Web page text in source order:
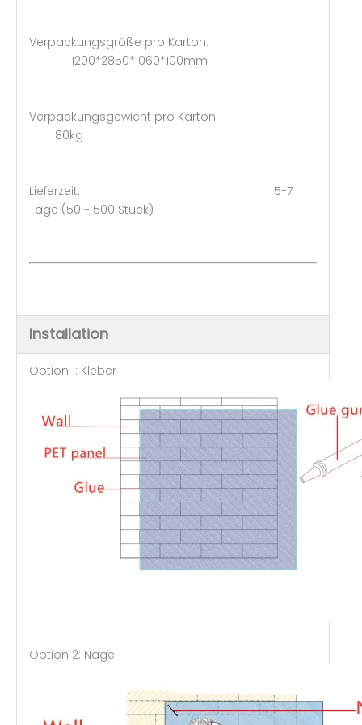
Verpackungsgröße pro Karton:
1200*2850*1060*100mm
Verpackungsgewicht pro Karton:
80kg
Lieferzeit: 5-7
Tage (50 - 500 Stück)
Installation
Option 1: Kleber
Option 2: Nagel